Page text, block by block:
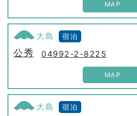
MAP
大島 宿泊
公秀 04992-2-8225
MAP
大島 宿泊